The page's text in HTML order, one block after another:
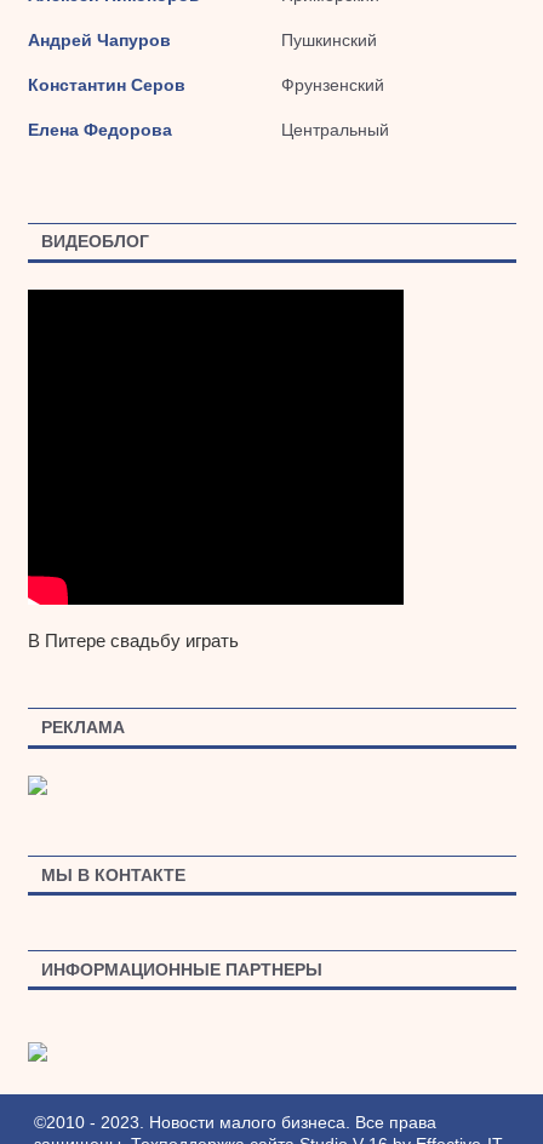
Андрей Чапуров Пушкинский
Константин Серов Фрунзенский
Елена Федорова Центральный
ВИДЕОБЛОГ
В Питере свадьбу играть
РЕКЛАМА
МЫ В КОНТАКТЕ
ИНФОРМАЦИОННЫЕ ПАРТНЕРЫ
©2010 - 2023. Новости малого бизнеса. Все права